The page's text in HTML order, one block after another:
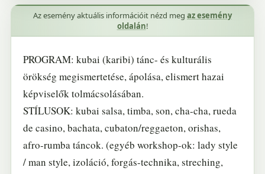
Az esemény aktuális információit nézd meg az esemény
oldalán!
PROGRAM: kubai (karibi) tánc- és kulturális
örökség megismertetése, ápolása, elismert hazai
képviselők tolmácsolásában.
STÍLUSOK: kubai salsa, timba, son, cha-cha, rueda
de casino, bachata, cubaton/reggaeton, orishas,
afro-rumba táncok. (egyéb workshop-ok: lady style
/ man style, izoláció, forgás-technika, streching,